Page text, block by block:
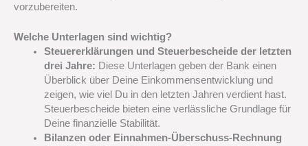
vorzubereiten.
Welche Unterlagen sind wichtig?
Steuererklärungen und Steuerbescheide der letzten
drei Jahre: Diese Unterlagen geben der Bank einen
Überblick über Deine Einkommensentwicklung und
zeigen, wie viel Du in den letzten Jahren verdient hast.
Steuerbescheide bieten eine verlässliche Grundlage für
Deine finanzielle Stabilität.
Bilanzen oder Einnahmen-Überschuss-Rechnung